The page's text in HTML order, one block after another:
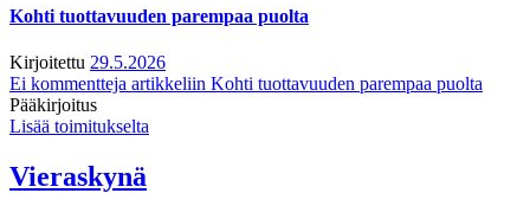
Kohti tuottavuuden parempaa puolta
Kirjoitettu 29.5.2026
Ei kommentteja artikkeliin Kohti tuottavuuden parempaa puolta
Pääkirjoitus
Lisää toimitukselta
Vieraskynä